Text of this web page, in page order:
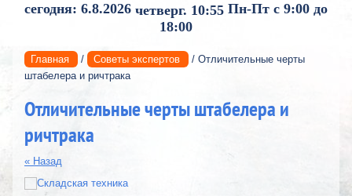
сегодня: 6.8.2026 четверг. 10:55 Пн-Пт с 9:00 до
18:00
Главная / Советы экспертов
/ Отличительные черты
штабелера и ричтрака
Отличительные черты штабелера и
ричтрака
« Назад